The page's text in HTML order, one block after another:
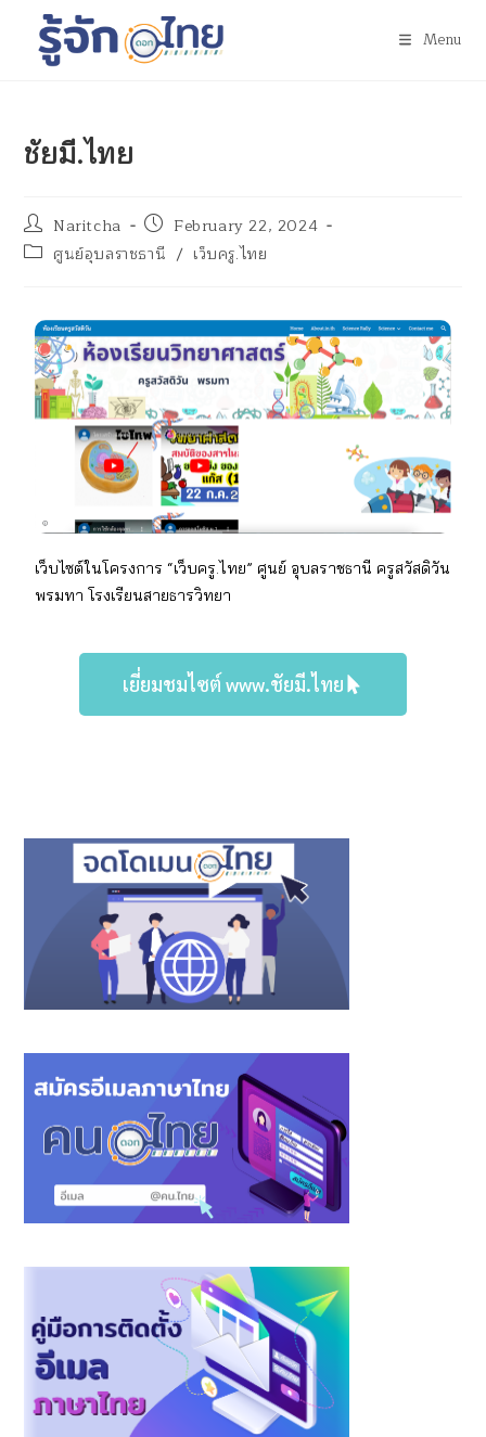
Menu
ชัยมี.ไทย
Naritcha
February 22, 2024
ศูนย์อุบลราชธานี / เว็บครู.ไทย
เว็บไซต์ในโครงการ “เว็บครู.ไทย” ศูนย์ อุบลราชธานี ครูสวัสดิวัน
พรมทาโรงเรียนสายธารวิทยา
เยี่ยมชมไซต์ www.ชัยมี.ไทย